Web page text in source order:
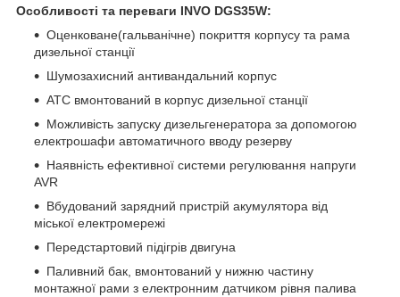
Особливості та переваги INVO DGS35W:
Оценковане(гальванічне) покриття корпусу та рама
дизельної станції
Шумозахисний антивандальний корпус
АТС вмонтований в корпус дизельної станції
Можливість запуску дизельгенератора за допомогою
електрошафи автоматичного вводу резерву
Наявність ефективної системи регулювання напруги
AVR
Вбудований зарядний пристрій акумулятора від
міської електромережі
Передстартовий підігрів двигуна
Паливний бак, вмонтований у нижню частину
монтажної рами з електронним датчиком рівня палива